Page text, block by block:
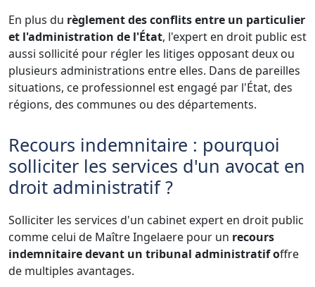
En plus du règlement des conflits entre un particulier
et l'administration de l'État, l'expert en droit public est
aussi sollicité pour régler les litiges opposant deux ou
plusieurs administrations entre elles. Dans de pareilles
situations, ce professionnel est engagé par l'État, des
régions, des communes ou des départements.
Recours indemnitaire : pourquoi
solliciter les services d'un avocat en
droit administratif ?
Solliciter les services d'un cabinet expert en droit public
comme celui de Maître Ingelaere pour un recours
indemnitaire devant un tribunal administratif offre
de multiples avantages.